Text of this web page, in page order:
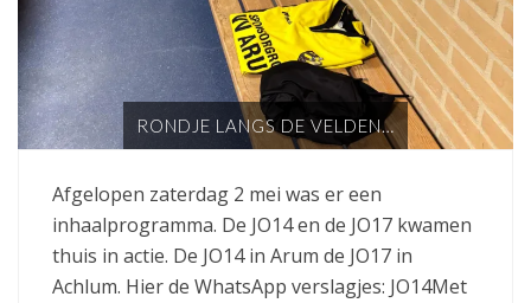
RONDJE LANGS DE VELDEN…
Afgelopen zaterdag 2 mei was er een
inhaalprogramma. De JO14 en de JO17 kwamen
thuis in actie. De JO14 in Arum de JO17 in
Achlum. Hier de WhatsApp verslagjes: JO14Met